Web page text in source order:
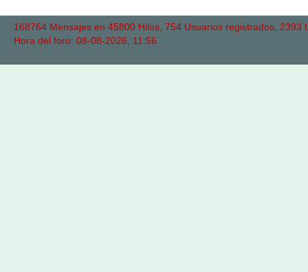
168764 Mensajes en 45800 Hilos, 754 Usuarios registrados,
Hora del foro: 08-08-2026, 11:56